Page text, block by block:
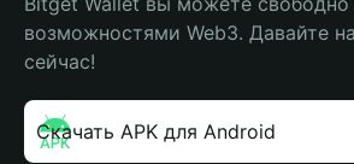
возможностями Web3. Давайте
сейчас!
Скачать APK для Android